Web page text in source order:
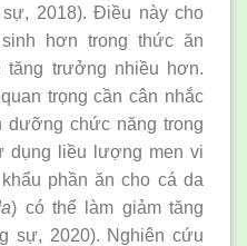
2018). Điều này cho
hơn trong thức ăn
tăng trưởng nhiều hơn.
trọng cần cân nhắc
dưỡng chức năng trong
dụng liều lượng men vi
phần ăn cho cá da
) có thể làm giảm tăng
sự, 2020). Nghiên cứu